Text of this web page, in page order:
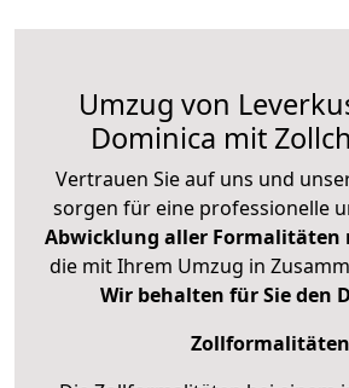
Umzug von
Dominica mit
Vertrauen Sie auf uns und
sorgen für eine professionelle
Abwicklung aller Formalitäten
die mit Ihrem Umzug in
Wir behalten für Sie den
Zollformalitäten